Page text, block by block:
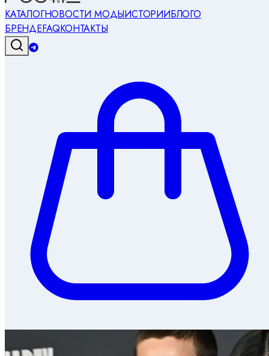
КАТАЛОГНОВОСТИ МОДЫИСТОРИИБЛОГО
БРЕНДЕFAQКОНТАКТЫ